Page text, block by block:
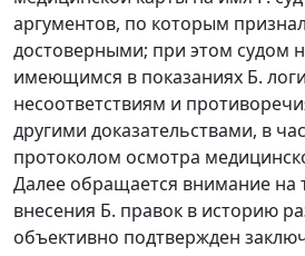
аргументов, по которым
достоверными; при этом судом
имеющимся в показаниях Б.
несоответствиям и
другими доказательствами, в
протоколом осмотра
Далее обращается внимание на
внесения Б. правок в историю
объективно подтвержден